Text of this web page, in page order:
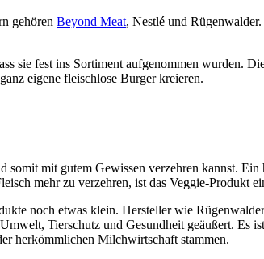
gehören Beyond Meat, Nestlé und
sie fest ins Sortiment aufgenommen wurden.
eigene fleischlose Burger kreieren.
somit mit gutem Gewissen verzehren kannst. Ein
mehr zu verzehren, ist das Veggie-Produkt
noch etwas klein. Hersteller wie
Tierschutz und Gesundheit geäußert. Es
herkömmlichen Milchwirtschaft stammen.